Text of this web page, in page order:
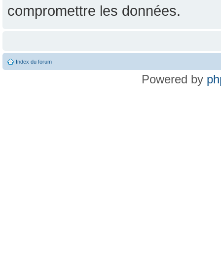
compromettre les données.
Index du forum
Powered by